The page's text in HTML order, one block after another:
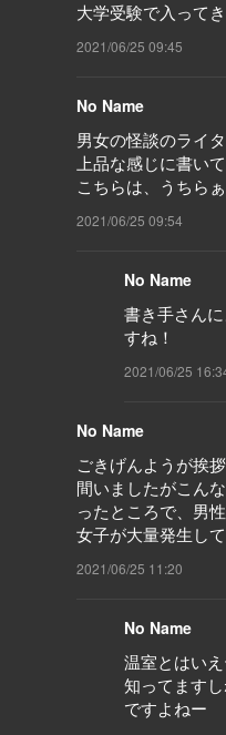
大学受験で入って
2021/06/25 09:45
No Name
男女の怪談のライ
上品な感じに書い
こちらは、うちら
2021/06/25 09:54
No Name
書き手さん
すね！
2021/06/25
No Name
ごきげんようが挨
間いましたがこん
ったところで、男
女子が大量発生して
2021/06/25 11:20
No Name
温室とはい
知ってます
ですよねー